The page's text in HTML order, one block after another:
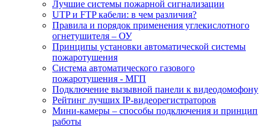
Лучшие системы пожарной сигнализации
UTP и FTP кабели: в чем различия?
Правила и порядок применения углекислотного
огнетушителя – ОУ
Принципы установки автоматической системы
пожаротушения
Система автоматического газового
пожаротушения - МГП
Подключение вызывной панели к видеодомофону
Рейтинг лучших IP-видеорегистраторов
Мини-камеры – способы подключения и принцип
работы